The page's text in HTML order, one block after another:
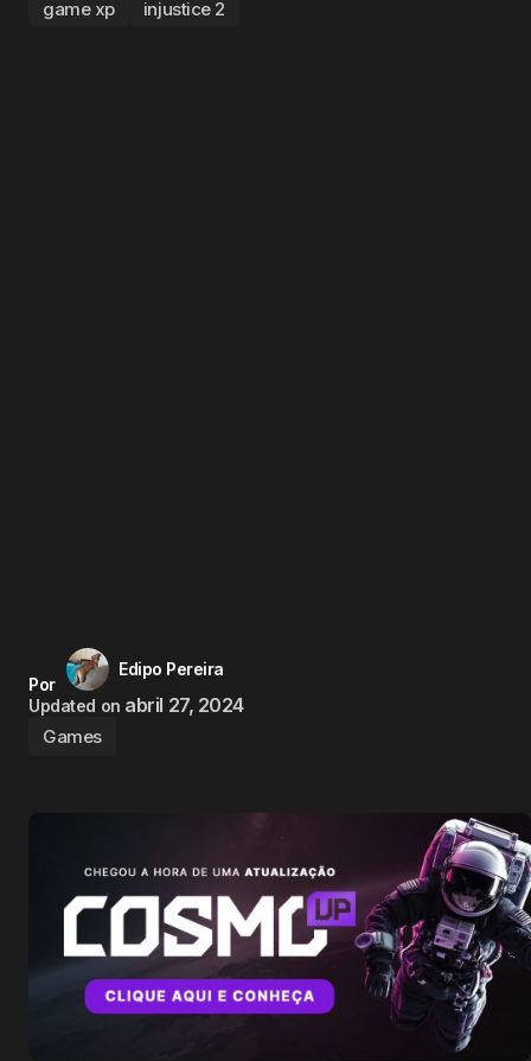
game xp injustice 2
Por
Edipo Pereira
Updated on abril 27, 2024
Games